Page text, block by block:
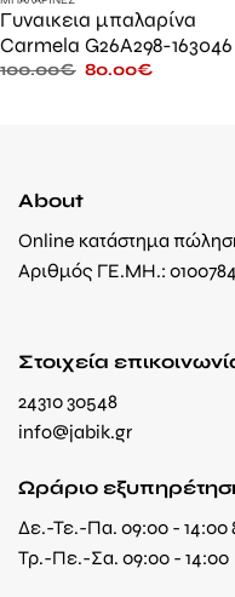
Γυναικεια μπαλαρίνα
Carmela G26A298-163046
100.00€ 80.00€
About
Online κατάστημα
Αριθμός ΓΕ.ΜΗ.:
Στοιχεία
24310 30548
info@jabik.gr
Ωράριο
Δε.-Τε.-Πα. 09:00 - 14:00
Τρ.-Πε.-Σα. 09:00 - 14:00